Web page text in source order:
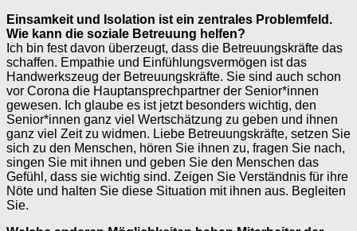
Einsamkeit und Isolation ist ein zentrales Problemfeld.
Wie kann die soziale Betreuung helfen?
Ich bin fest davon überzeugt, dass die Betreuungskräfte das
schaffen. Empathie und Einfühlungsvermögen ist das
Handwerkszeug der Betreuungskräfte. Sie sind auch schon
vor Corona die Hauptansprechpartner der Senior*innen
gewesen. Ich glaube es ist jetzt besonders wichtig, den
Senior*innen ganz viel Wertschätzung zu geben und ihnen
ganz viel Zeit zu widmen. Liebe Betreuungskräfte, setzen Sie
sich zu den Menschen, hören Sie ihnen zu, fragen Sie nach,
singen Sie mit ihnen und geben Sie den Menschen das
Gefühl, dass sie wichtig sind. Zeigen Sie Verständnis für ihre
Nöte und halten Sie diese Situation mit ihnen aus. Begleiten
Sie.